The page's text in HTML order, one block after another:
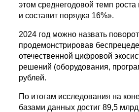
этом среднегодовой темп
и составит порядка 16%».
2024 год можно назвать
продемонстрировав
отечественной цифровой
решений (оборудования,
рублей.
По итогам исследования на
базами данных достиг 89,5